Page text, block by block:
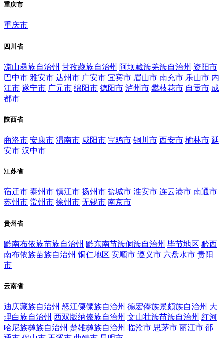
重庆市
重庆市
四川省
凉山彝族自治州 甘孜藏族自治州 阿坝藏族羌族自治州 资阳市
巴中市 雅安市 达州市 广安市 宜宾市 眉山市 南充市 乐山市 内
江市 遂宁市 广元市 绵阳市 德阳市 泸州市 攀枝花市 自贡市 成
都市
陕西省
商洛市 安康市 渭南市 咸阳市 宝鸡市 铜川市 西安市 榆林市 延
安市 汉中市
江苏省
宿迁市 泰州市 镇江市 扬州市 盐城市 淮安市 连云港市 南通市
苏州市 常州市 徐州市 无锡市 南京市
贵州省
黔南布依族苗族自治州 黔东南苗族侗族自治州 毕节地区 黔西
南布依族苗族自治州 铜仁地区 安顺市 遵义市 六盘水市 贵阳
市
云南省
迪庆藏族自治州 怒江傈僳族自治州 德宏傣族景颇族自治州 大
理白族自治州 西双版纳傣族自治州 文山壮族苗族自治州 红河
哈尼族彝族自治州 楚雄彝族自治州 临沧市 思茅市 丽江市 邵